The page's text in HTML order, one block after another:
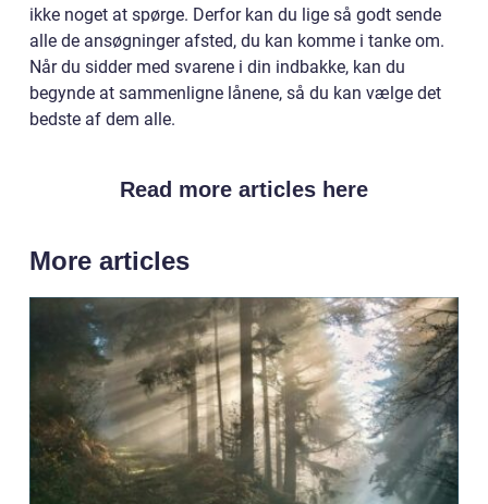
ikke noget at spørge. Derfor kan du lige så godt sende
alle de ansøgninger afsted, du kan komme i tanke om.
Når du sidder med svarene i din indbakke, kan du
begynde at sammenligne lånene, så du kan vælge det
bedste af dem alle.
Read more articles here
More articles